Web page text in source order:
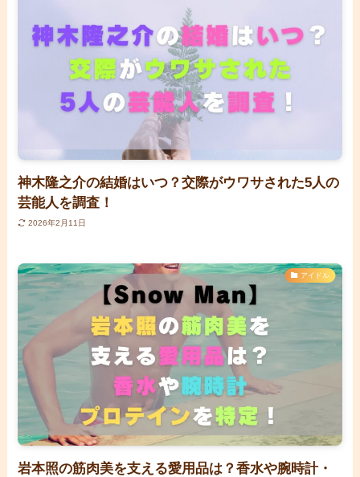
神木隆之介の結婚はいつ？交際がウワサされた5人の
芸能人を調査！
2026年2月11日
アイドル
岩本照の筋肉美を支える愛用品は？香水や腕時計・